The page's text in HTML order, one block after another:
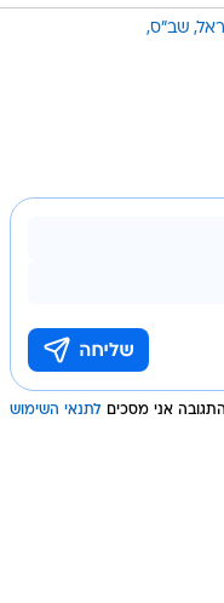
שב"ס
אני מסכים לתנאי השימוש